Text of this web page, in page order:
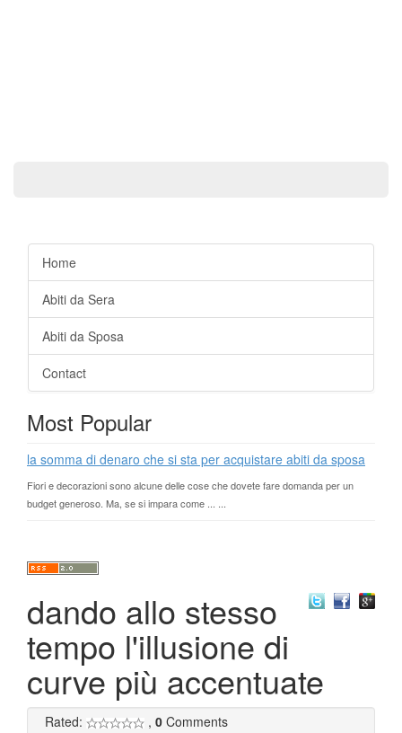
Home
Abiti da Sera
Abiti da Sposa
Contact
Most Popular
la somma di denaro che si sta per acquistare abiti da sposa
Fiori e decorazioni sono alcune delle cose che dovete fare domanda per un
budget generoso. Ma, se si impara come ... ...
dando allo stesso
tempo l'illusione di
curve più accentuate
Rated: , 0 Comments